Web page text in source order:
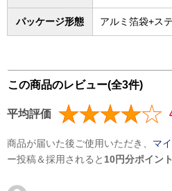
パッケージ形態 アルミ箔袋+ス
この商品のレビュー(全3件)
平均評価
商品が届いた後ご使用いただき、 マ
ー投稿＆採用されると 10円分ポイント